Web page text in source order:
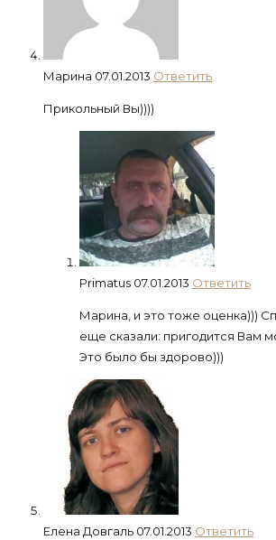
Марина 07.01.2013 Ответить
Прикольный Вы))))
Primatus 07.01.2013 Ответить
Марина, и это тоже оценка)))
еще сказали: пригодится Вам
Это было бы здорово)))
Елена Довгаль 07.01.2013 Ответить